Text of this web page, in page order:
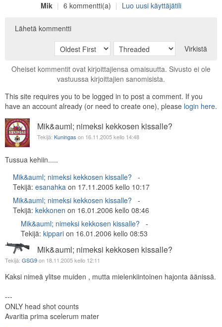
Mik | 6 kommentti(a) | Luo uusi käyttäjätili
Lähetä kommentti
Virkistä
Oheiset kommentit ovat kirjoittajiensa omaisuutta. Sivusto ei ole
vastuussa kirjoittajien sanomisista.
This site requires you to be logged in to post a comment. If you
have an account already (or need to create one), please login here.
Mik&auml; nimeksi kekkosen kissalle?
Tekijä: Kuningas on 16.11.2005 kello 14:48
Tussua kehiin.....
Mik&auml; nimeksi kekkosen kissalle?
Tekijä: esanahka on 17.11.2005 kello 10:17
Mik&auml; nimeksi kekkosen kissalle?
Tekijä: kekkonen on 16.01.2006 kello 08:46
Mik&auml; nimeksi kekkosen kissalle?
Tekijä: kippari on 16.01.2006 kello 08:53
Mik&auml; nimeksi kekkosen kissalle?
Tekijä: GSG9on 18.11.2005 kello 12:11
Kaksi nimeä ylitse muiden , mutta mielenkiintoinen hajonta äänissä.
---
ONLY head shot counts
Avaritia prima scelerum mater